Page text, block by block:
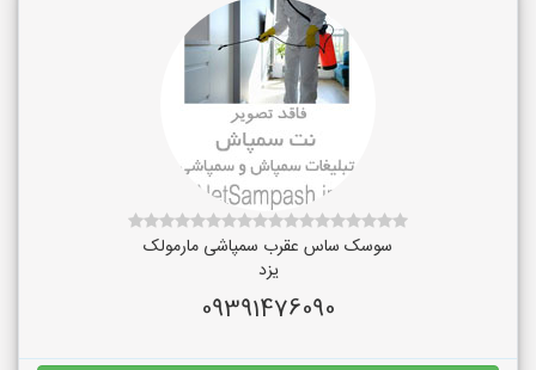
سوسک ساس عقرب سمپاشی مارمولک
یزد
09391476090